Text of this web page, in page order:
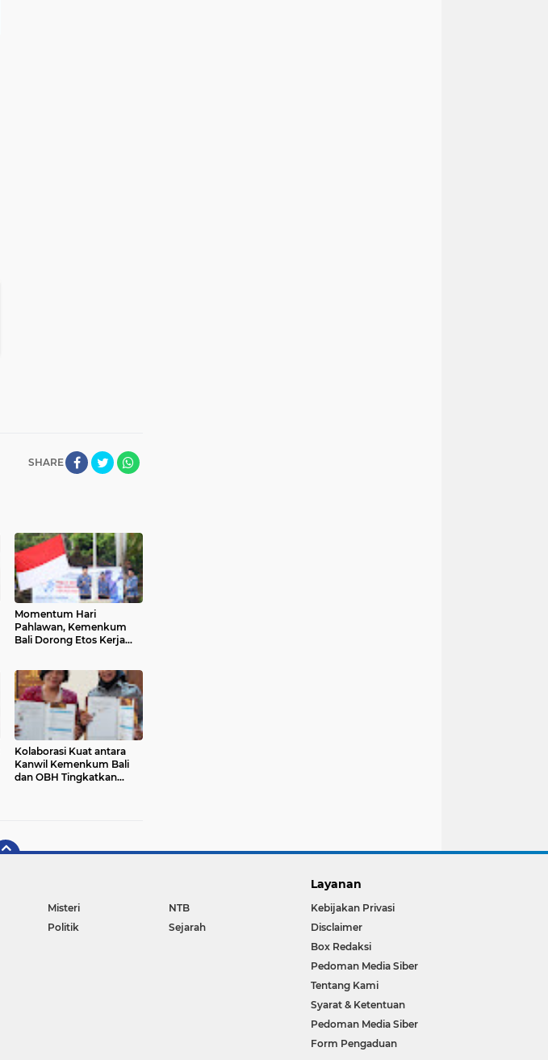
SHARE
Momentum Hari
Pahlawan, Kemenkum
Bali Dorong Etos Kerja
Kolaborasi Kuat antara
Kanwil Kemenkum Bali
dan OBH Tingkatkan
Misteri
NTB
Politik
Sejarah
Layanan
Kebijakan Privasi
Disclaimer
Box Redaksi
Pedoman Media Siber
Tentang Kami
Syarat & Ketentuan
Pedoman Media Siber
Form Pengaduan